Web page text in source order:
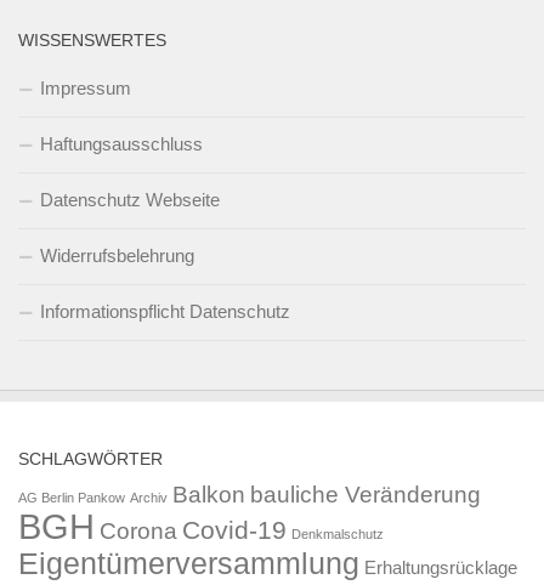
WISSENSWERTES
Impressum
Haftungsausschluss
Datenschutz Webseite
Widerrufsbelehrung
Informationspflicht Datenschutz
SCHLAGWÖRTER
AG Berlin Pankow Archiv Balkon bauliche Veränderung
BGH Corona Covid-19 Denkmalschutz
Eigentümerversammlung Erhaltungsrücklage